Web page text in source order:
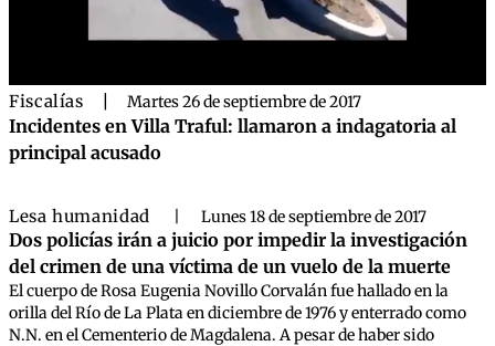
Fiscalías Martes 26 de septiembre de 2017
Incidentes en Villa Traful: llamaron a indagatoria al
principal acusado
Lesa humanidad Lunes 18 de septiembre de 2017
Dos policías irán a juicio por impedir la investigación
del crimen de una víctima de un vuelo de la muerte
El cuerpo de Rosa Eugenia Novillo Corvalán fue hallado en la
orilla del Río de La Plata en diciembre de 1976 y enterrado como
N.N. en el Cementerio de Magdalena. A pesar de haber sido